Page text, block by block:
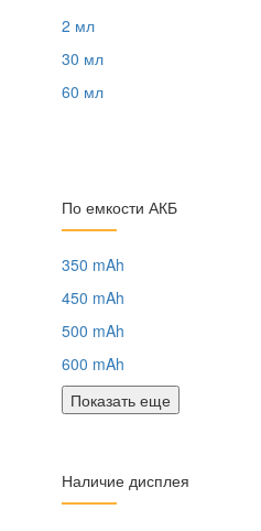
2 мл
30 мл
60 мл
По емкости АКБ
350 mAh
450 mAh
500 mAh
600 mAh
Показать еще
Наличие дисплея